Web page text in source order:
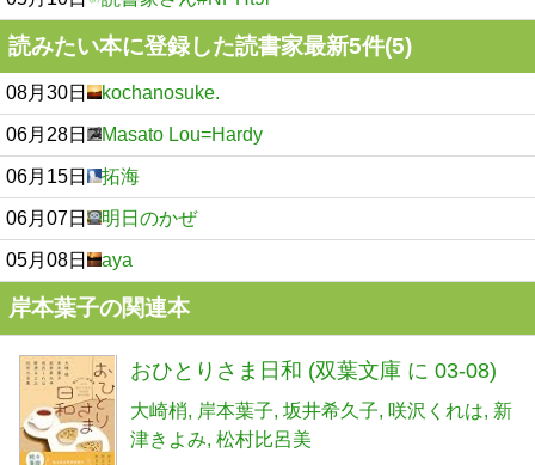
読みたい本に登録した読書家最新5件(5)
08月30日 kochanosuke.
06月28日 Masato Lou=Hardy
06月15日 拓海
06月07日 明日のかぜ
05月08日 aya
岸本葉子の関連本
おひとりさま日和 (双葉文庫 に 03-08)
大崎梢 岸本葉子 坂井希久子 咲沢くれは 新
津きよみ 松村比呂美